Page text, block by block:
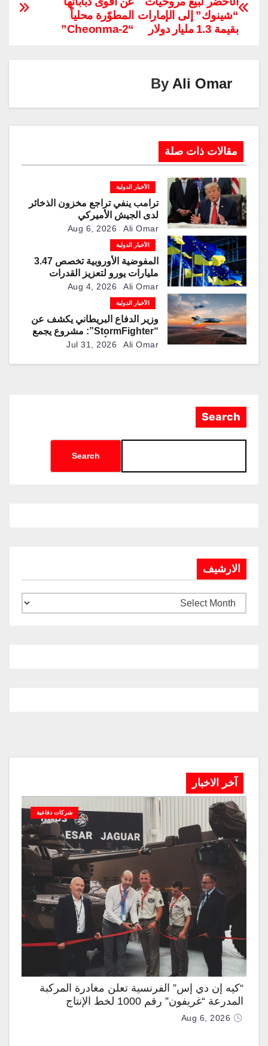
e
b
k
s
A
er
e
st
gr
a
e
dI
المطوّرة محلياً
“Cheonma-2”
“شينوك” إلى الإمارات
بقيمة 1.3 مليار دولار
By Ali Omar
مقالات ذات صلة
الأخبار الدولية
ترامب ينفي تراجع مخزون الذخائر
لدى الجيش الأميركي
Aug 6, 2026 Ali Omar
الأخبار الدولية
المفوضية الأوروبية تخصص 3.47
مليارات يورو لتعزيز القدرات
العسكرية الأوكرانية
Aug 4, 2026 Ali Omar
الأخبار الدولية
وزير الدفاع البريطاني يكشف عن
“StormFighter”: مشروع يجمع
بين منصات مأهولة وطائرات مقاتلة
Jul 31, 2026 Ali Omar
Search
Search
الارشيف
آخر الاخبار
شركات دفاعية
“كيه إن دي إس” الفرنسية تعلن مغادرة المركبة
المدرعة “غريفون” رقم 1000 لخط الإنتاج
Aug 6, 2026